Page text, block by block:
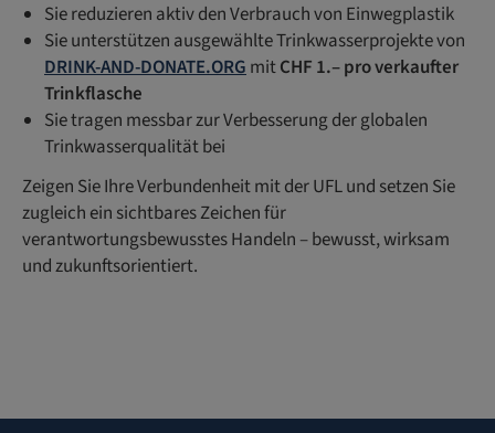
Sie reduzieren aktiv den Verbrauch von Einwegplastik
Sie unterstützen ausgewählte Trinkwasserprojekte von
DRINK-AND-DONATE.ORGmitCHF 1.– pro verkaufter
Trinkflasche
Sie tragen messbar zur Verbesserung der globalen
Trinkwasserqualität bei
Zeigen Sie Ihre Verbundenheit mit der UFL und setzen Sie
zugleich ein sichtbares Zeichen für
verantwortungsbewusstes Handeln – bewusst, wirksam
und zukunftsorientiert.